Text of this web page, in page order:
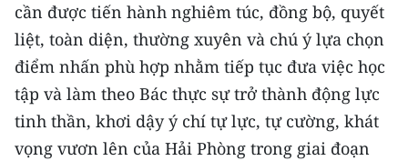
cần được tiến hành nghiêm túc, đồng bộ, quyết
liệt, toàn diện, thường xuyên và chú ý lựa chọn
điểm nhấn phù hợp nhằm tiếp tục đưa việc học
tập và làm theo Bác thực sự trở thành động lực
tinh thần, khơi dậy ý chí tự lực, tự cường, khát
vọng vươn lên của Hải Phòng trong giai đoạn